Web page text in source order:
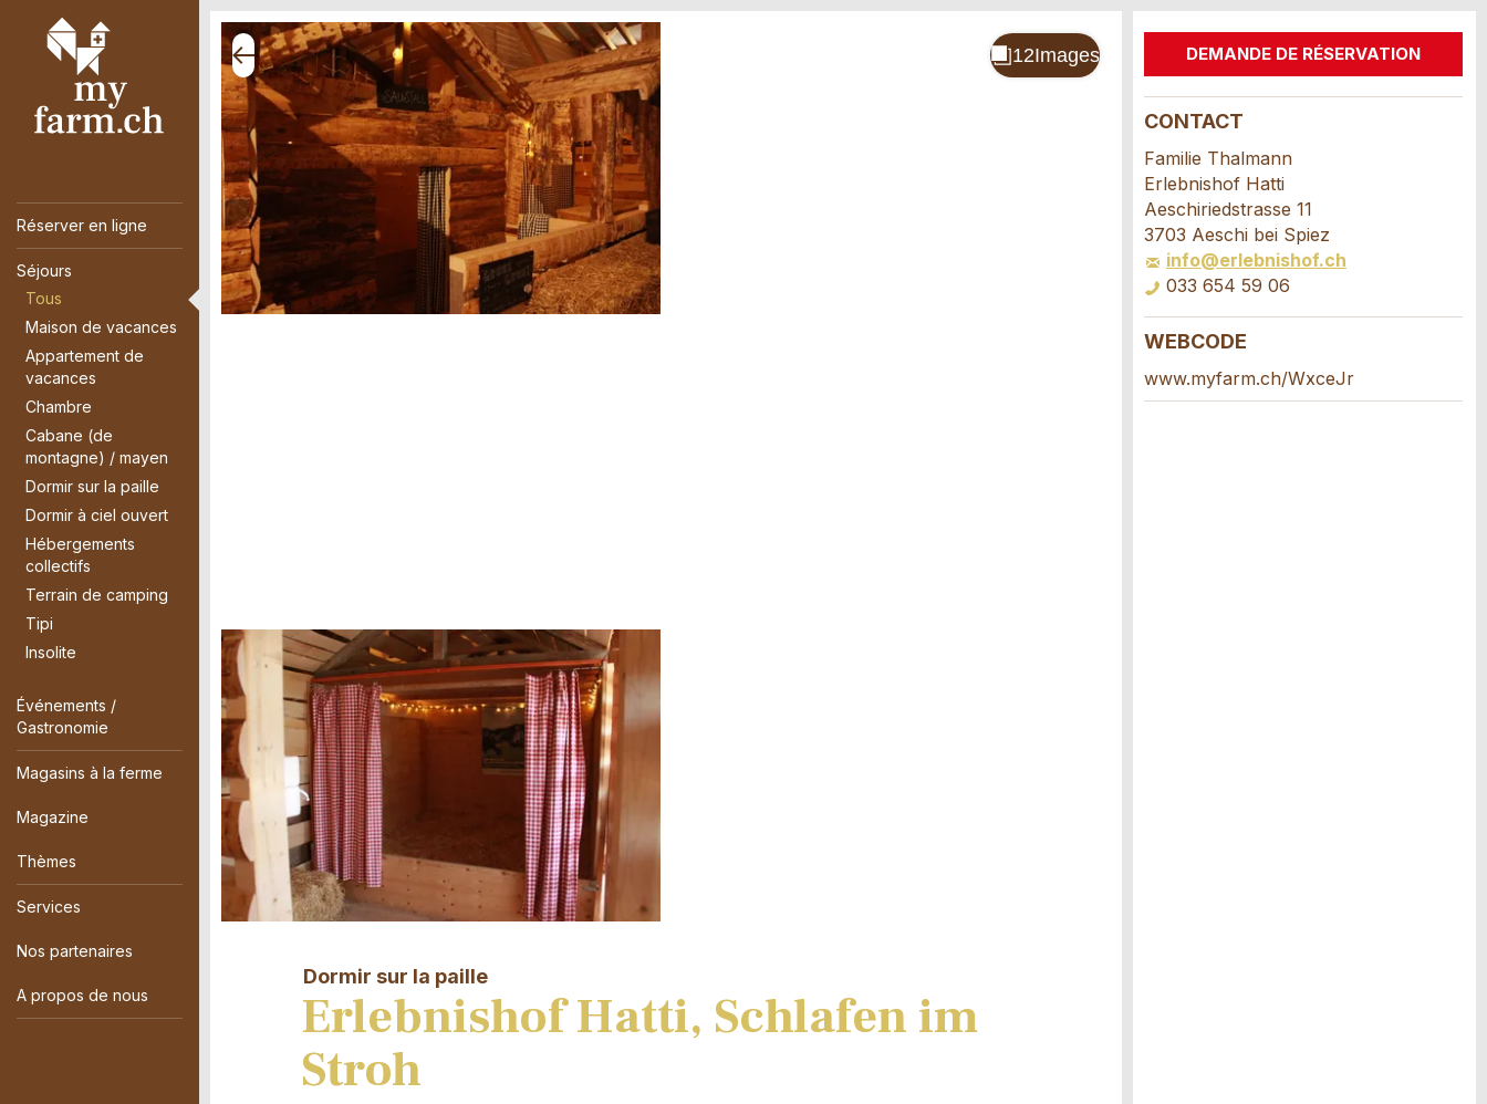
Réserver en ligne
Séjours
Tous
Maison de vacances
Appartement de
vacances
Chambre
Cabane (de
montagne) / mayen
Dormir sur la paille
Dormir à ciel ouvert
Hébergements
collectifs
Terrain de camping
Tipi
Insolite
Événements /
Gastronomie
Magasins à la ferme
Magazine
Thèmes
Services
Nos partenaires
A propos de nous
Dormir sur la paille
Erlebnishof Hatti, Schlafen im
Stroh
DEMANDE DE RÉSERVATION
CONTACT
Familie Thalmann
Erlebnishof Hatti
Aeschiriedstrasse 11
3703 Aeschi bei Spiez
info@erlebnishof.ch
033 654 59 06
WEBCODE
www.myfarm.ch/WxceJr